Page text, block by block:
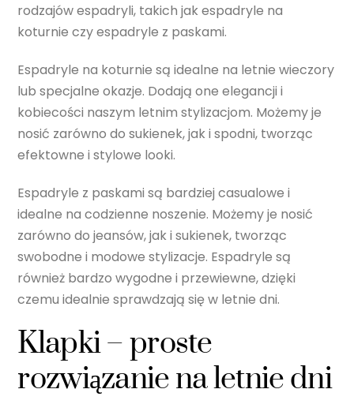
rodzajów espadryli, takich jak espadryle na
koturnie czy espadryle z paskami.
Espadryle na koturnie są idealne na letnie wieczory
lub specjalne okazje. Dodają one elegancji i
kobiecości naszym letnim stylizacjom. Możemy je
nosić zarówno do sukienek, jak i spodni, tworząc
efektowne i stylowe looki.
Espadryle z paskami są bardziej casualowe i
idealne na codzienne noszenie. Możemy je nosić
zarówno do jeansów, jak i sukienek, tworząc
swobodne i modowe stylizacje. Espadryle są
również bardzo wygodne i przewiewne, dzięki
czemu idealnie sprawdzają się w letnie dni.
Klapki – proste
rozwiązanie na letnie dni